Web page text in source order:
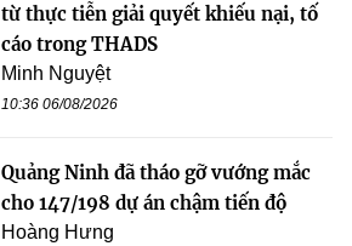
từ thực tiễn giải quyết khiếu nại, tố
cáo trong THADS
Minh Nguyệt
10:36 06/08/2026
Quảng Ninh đã tháo gỡ vướng mắc
cho 147/198 dự án chậm tiến độ
Hoàng Hưng